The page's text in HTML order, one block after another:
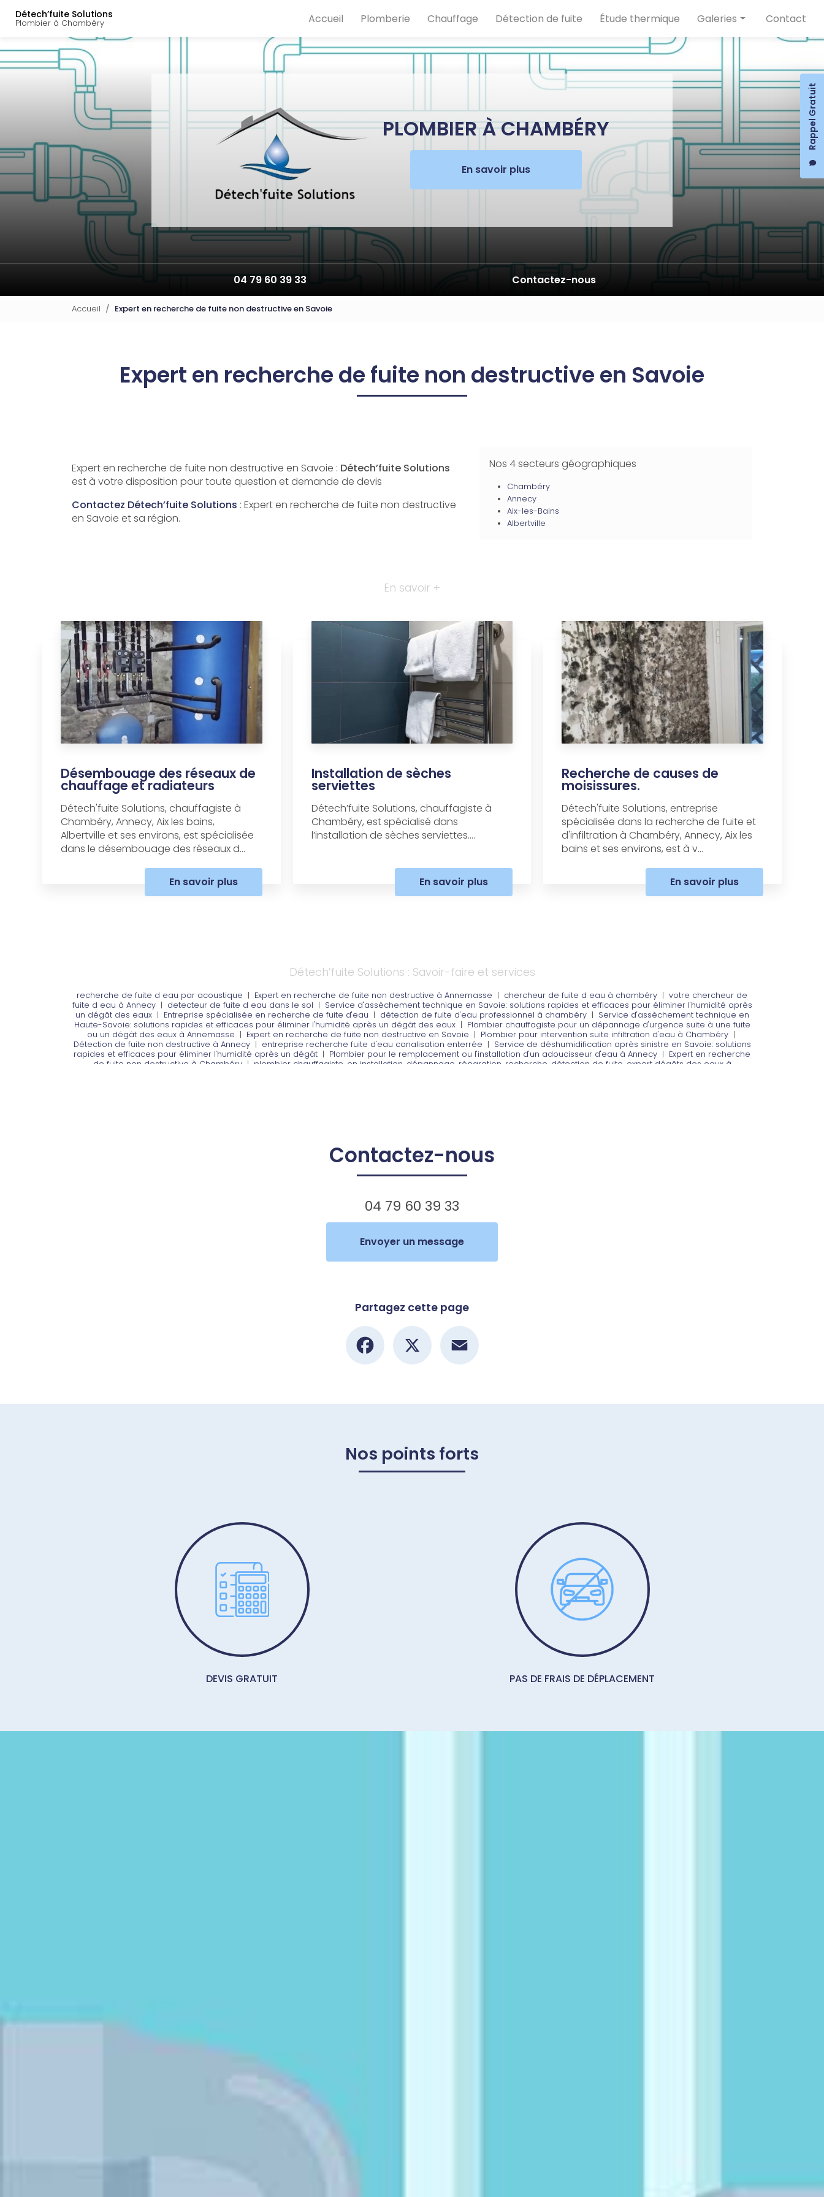
principal
Détech’fuite Solutions
Plombier à Chambéry
Rappel Gratuit
Accueil
Plomberie Chauffage Détection de fuite Étude thermique Galeries
Chauffage
Détection de fuite
Étude thermique
Contact
PLOMBIER À CHAMBÉRY
En savoir plus
04 79 60 39 33 Contactez-nous
Accueil Expert en recherche de fuite non destructive en Savoie
Expert en recherche de fuite non destructive en Savoie
Expert en recherche de fuite non destructive en Savoie : Détech’fuite Solutions
est à votre disposition pour toute question et demande de devis
Contactez Détech’fuite Solutions : Expert en recherche de fuite non destructive
en Savoie et sa région.
Nos 4 secteurs géographiques
Chambéry
Annecy
Aix-les-Bains
Albertville
En savoir +
Désembouage des réseaux de
chauffage et radiateurs
Détech'fuite Solutions, chauffagiste à
Chambéry, Annecy, Aix les bains,
Albertville et ses environs, est spécialisée
dans le désembouage des réseaux d...
En savoir plus
Installation de sèches
serviettes
Détech’fuite Solutions, chauffagiste à
Chambéry, est spécialisé dans
l’installation de sèches serviettes....
En savoir plus
Recherche de causes de
moisissures.
Détech'fuite Solutions, entreprise
spécialisée dans la recherche de fuite et
d'infiltration à Chambéry, Annecy, Aix les
bains et ses environs, est à v...
En savoir plus
Détech’fuite Solutions : Savoir-faire et services
recherche de fuite d eau par acoustique | Expert en recherche de fuite non destructive à Annemasse | chercheur de fuite d eau à chambéry | votre chercheur de
fuite d eau à Annecy| detecteur de fuite d eau dans le sol | Service d'assèchement technique en Savoie: solutions rapides et efficaces pour éliminer l'humidité après
un dégât des eaux| Entreprise spécialisée en recherche de fuite d'eau | détection de fuite d'eau professionnel à chambéry| Service d'assèchement technique en
Haute-Savoie: solutions rapides et efficaces pour éliminer l'humidité après un dégât des eaux| Plombier chauffagiste pour un dépannage d'urgence suite à une fuite
ou un dégât des eaux à Annemasse | Expert en recherche de fuite non destructive en Savoie | Plombier pour intervention suite infiltration d'eau à Chambéry|
Détection de fuite non destructive à Annecy| entreprise recherche fuite d'eau canalisation enterrée | Service de déshumidification après sinistre en Savoie: solutions
rapides et efficaces pour éliminer l'humidité après un dégât | Plombier pour le remplacement ou l'installation d'un adoucisseur d'eau à Annecy | Expert en recherche
de fuite non destructive à Chambéry| plombier chauffagiste, en installation, dépannage, réparation, recherche, détection de fuite, expert dégâts des eaux à
Contactez-nous
04 79 60 39 33
Envoyer un message
Partagez cette page
Facebook
Nos points forts
DEVIS GRATUIT PAS DE FRAIS DE DÉPLACEMENT